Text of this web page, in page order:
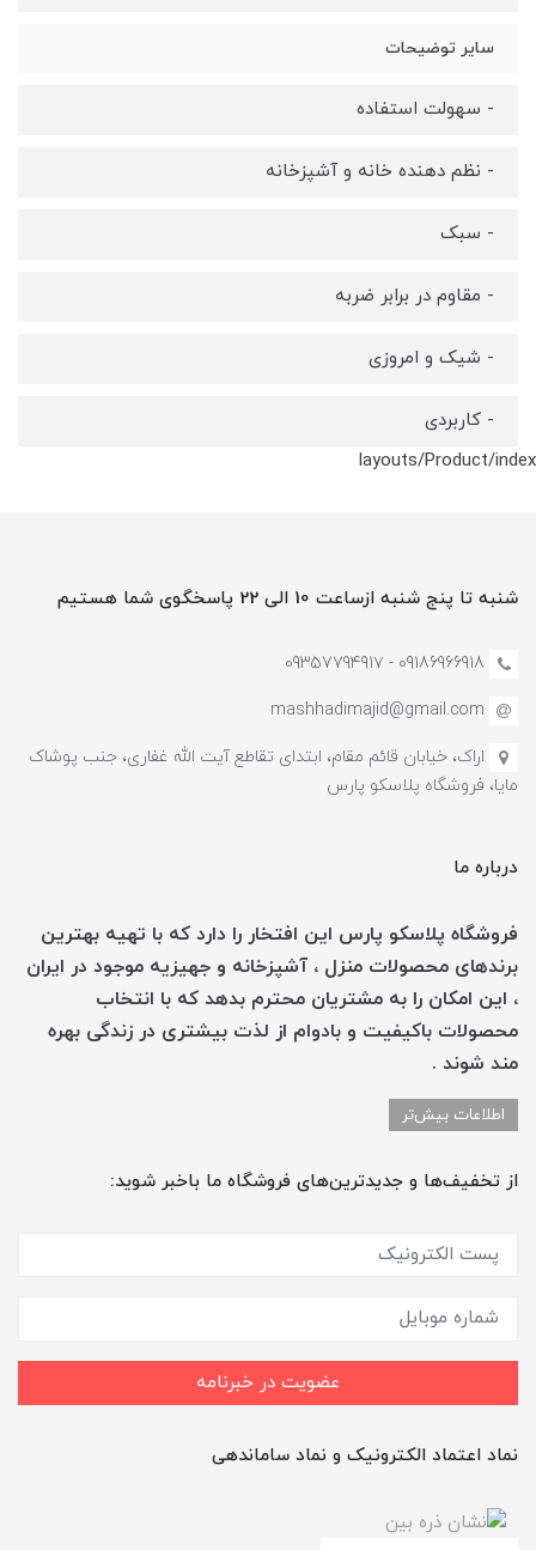
سایر توضیحات
- سهولت استفاده
- نظم دهنده خانه و آشپزخانه
- سبک
- مقاوم در برابر ضربه
- شیک و امروزی
- کاربردی
layouts/Product/index
شنبه تا پنج شنبه ازساعت 10 الی 22 پاسخگوی شما هستیم
09186966918 - 0935779491۷
mashhadimajid@gmail.com
اراک، خیابان قائم مقام، ابتدای تقاطع آیت الله غفاری، جنب پوشاک
مایا، فروشگاه پلاسکو پارس
درباره ما
فروشگاه پلاسکو پارس این افتخار را دارد که با تهیه بهترین
برندهای محصولات منزل ، آشپزخانه و جهیزیه موجود در ایران
، این امکان را به مشتریان محترم بدهد که با انتخاب
محصولات باکیفیت و بادوام از لذت بیشتری در زندگی بهره
مند شوند .
اطلاعات بیش‌تر
از تخفیف‌ها و جدیدترین‌های فروشگاه ما باخبر شوید:
عضویت در خبرنامه
نماد اعتماد الکترونیک و نماد ساماندهی